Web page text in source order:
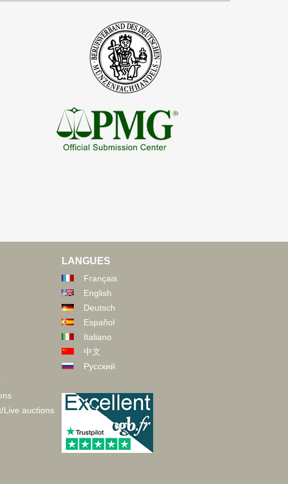
Live auctions
LANGUES
Français
English
Deutsch
Español
Italiano
中文
Русский